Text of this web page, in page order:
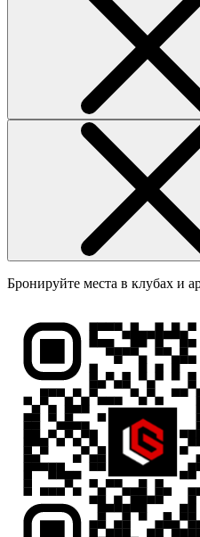
Бронируйте места в клубах и